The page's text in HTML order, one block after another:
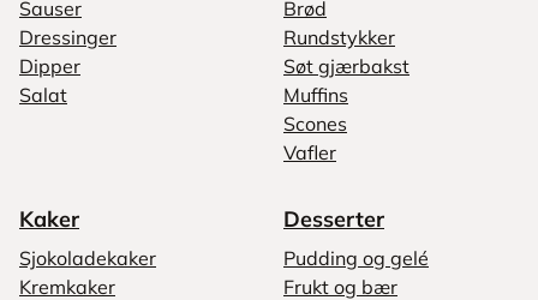
Sauser
Dressinger
Dipper
Salat
Brød
Rundstykker
Søt gjærbakst
Muffins
Scones
Vafler
Kaker
Sjokoladekaker
Kremkaker
Desserter
Pudding og gelé
Frukt og bær